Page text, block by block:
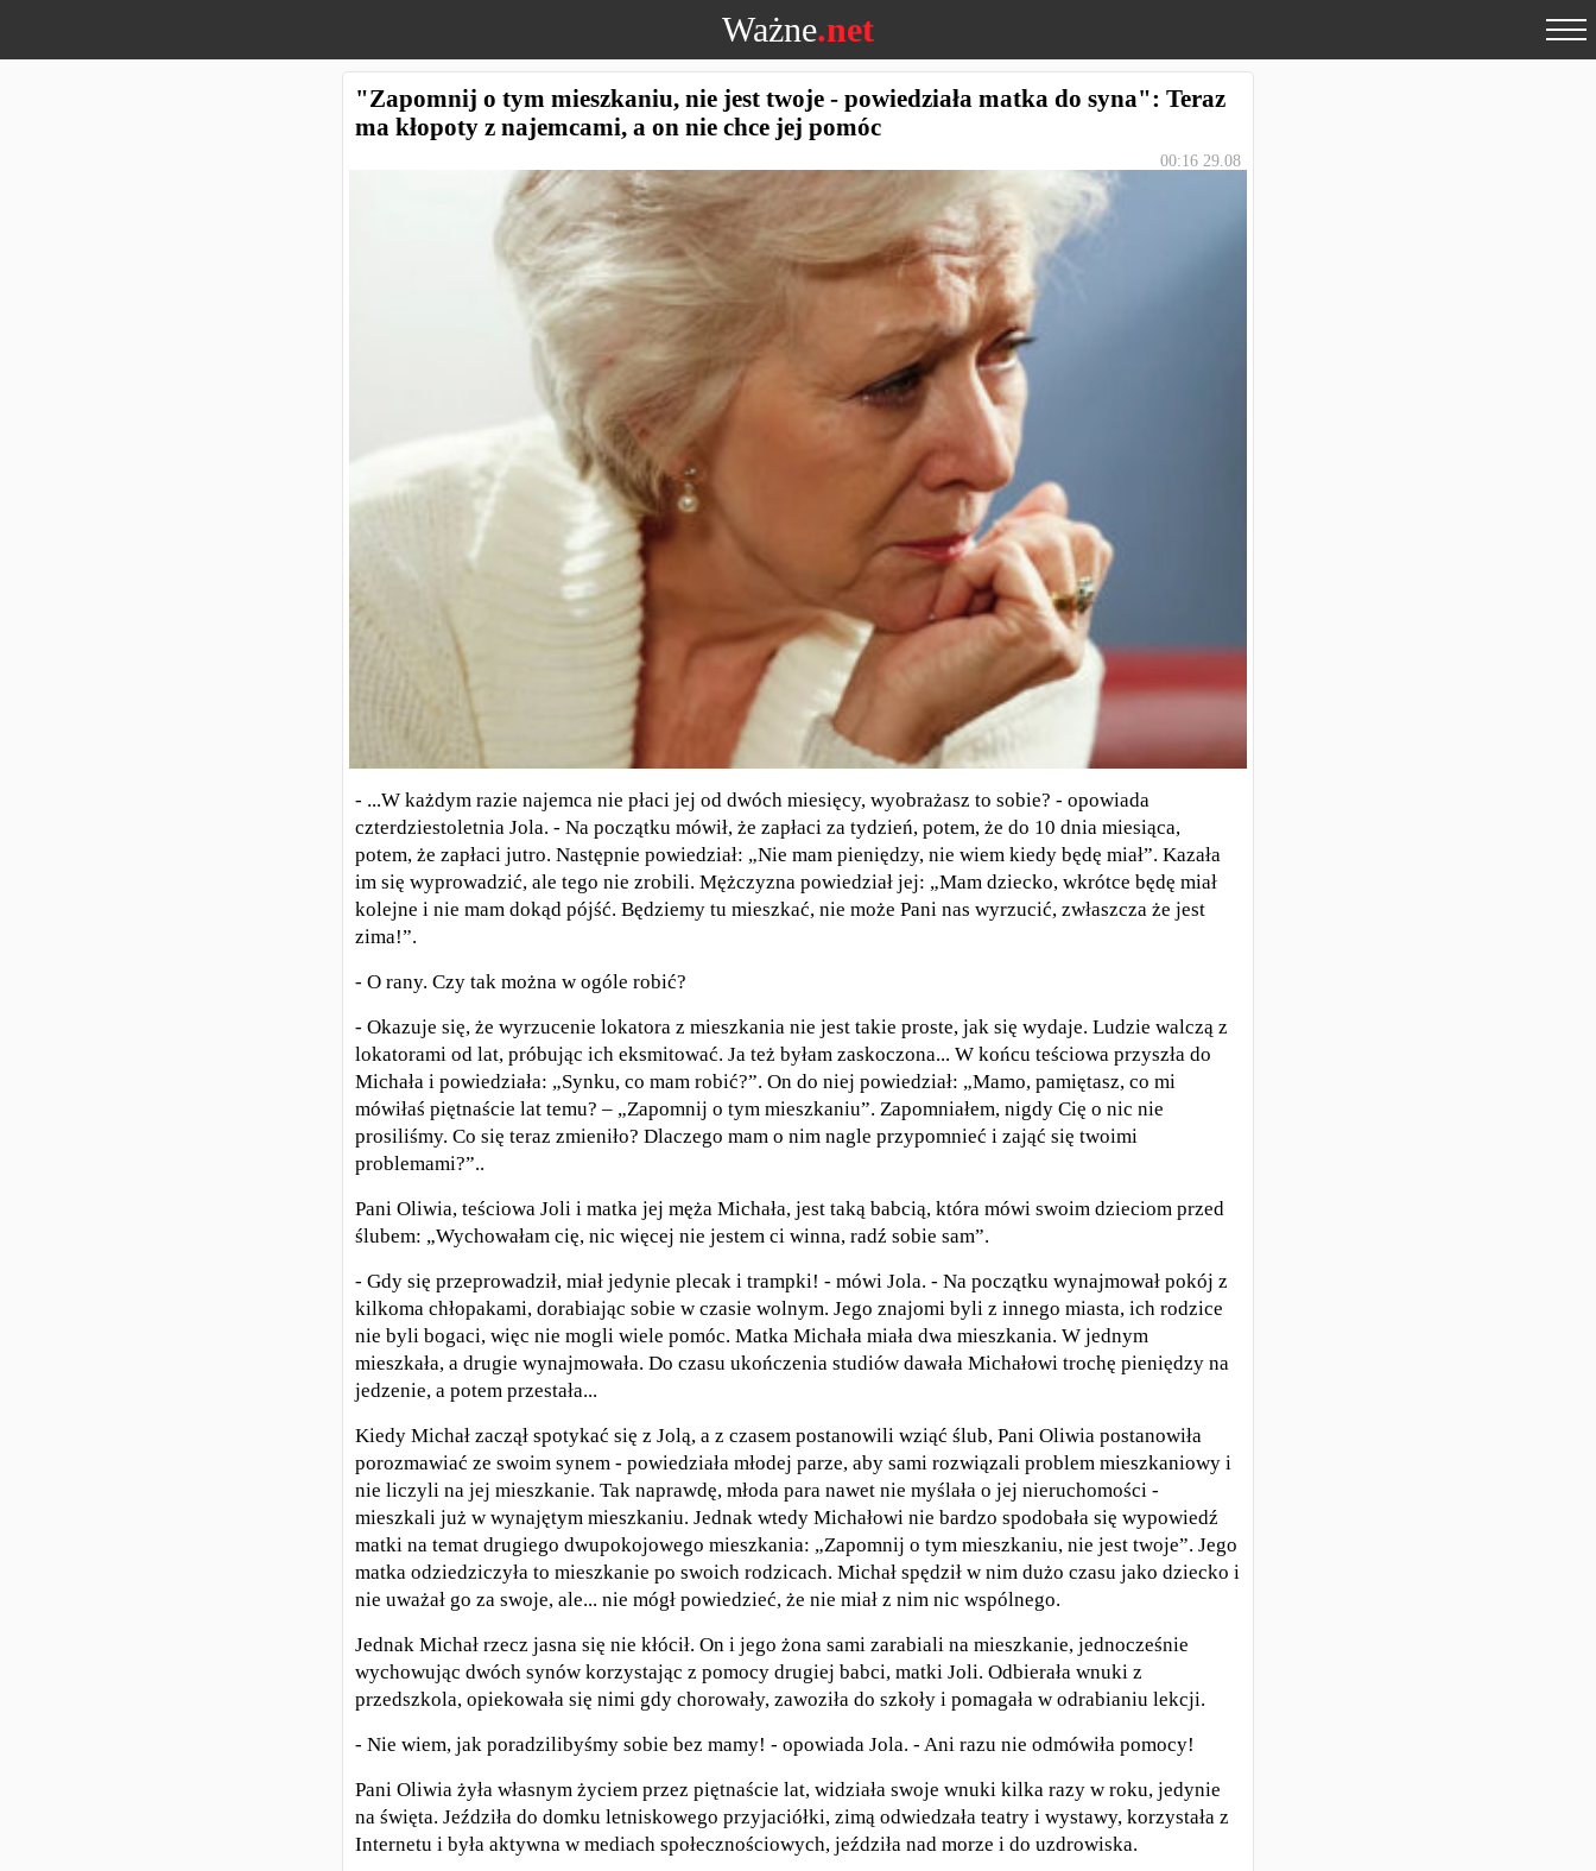
Ważne.net
"Zapomnij o tym mieszkaniu, nie jest twoje - powiedziała matka do syna": Teraz
ma kłopoty z najemcami, a on nie chce jej pomóc
00:16 29.08
- ...W każdym razie najemca nie płaci jej od dwóch miesięcy, wyobrażasz to sobie? - opowiada
czterdziestoletnia Jola. - Na początku mówił, że zapłaci za tydzień, potem, że do 10 dnia miesiąca,
potem, że zapłaci jutro. Następnie powiedział: „Nie mam pieniędzy, nie wiem kiedy będę miał”. Kazała
im się wyprowadzić, ale tego nie zrobili. Mężczyzna powiedział jej: „Mam dziecko, wkrótce będę miał
kolejne i nie mam dokąd pójść. Będziemy tu mieszkać, nie może Pani nas wyrzucić, zwłaszcza że jest
zima!”.
- O rany. Czy tak można w ogóle robić?
- Okazuje się, że wyrzucenie lokatora z mieszkania nie jest takie proste, jak się wydaje. Ludzie walczą z
lokatorami od lat, próbując ich eksmitować. Ja też byłam zaskoczona... W końcu teściowa przyszła do
Michała i powiedziała: „Synku, co mam robić?”. On do niej powiedział: „Mamo, pamiętasz, co mi
mówiłaś piętnaście lat temu? – „Zapomnij o tym mieszkaniu”. Zapomniałem, nigdy Cię o nic nie
prosiliśmy. Co się teraz zmieniło? Dlaczego mam o nim nagle przypomnieć i zająć się twoimi
problemami?”..
Pani Oliwia, teściowa Joli i matka jej męża Michała, jest taką babcią, która mówi swoim dzieciom przed
ślubem: „Wychowałam cię, nic więcej nie jestem ci winna, radź sobie sam”.
- Gdy się przeprowadził, miał jedynie plecak i trampki! - mówi Jola. - Na początku wynajmował pokój z
kilkoma chłopakami, dorabiając sobie w czasie wolnym. Jego znajomi byli z innego miasta, ich rodzice
nie byli bogaci, więc nie mogli wiele pomóc. Matka Michała miała dwa mieszkania. W jednym
mieszkała, a drugie wynajmowała. Do czasu ukończenia studiów dawała Michałowi trochę pieniędzy na
jedzenie, a potem przestała...
Kiedy Michał zaczął spotykać się z Jolą, a z czasem postanowili wziąć ślub, Pani Oliwia postanowiła
porozmawiać ze swoim synem - powiedziała młodej parze, aby sami rozwiązali problem mieszkaniowy i
nie liczyli na jej mieszkanie. Tak naprawdę, młoda para nawet nie myślała o jej nieruchomości -
mieszkali już w wynajętym mieszkaniu. Jednak wtedy Michałowi nie bardzo spodobała się wypowiedź
matki na temat drugiego dwupokojowego mieszkania: „Zapomnij o tym mieszkaniu, nie jest twoje”. Jego
matka odziedziczyła to mieszkanie po swoich rodzicach. Michał spędził w nim dużo czasu jako dziecko i
nie uważał go za swoje, ale... nie mógł powiedzieć, że nie miał z nim nic wspólnego.
Jednak Michał rzecz jasna się nie kłócił. On i jego żona sami zarabiali na mieszkanie, jednocześnie
wychowując dwóch synów korzystając z pomocy drugiej babci, matki Joli. Odbierała wnuki z
przedszkola, opiekowała się nimi gdy chorowały, zawoziła do szkoły i pomagała w odrabianiu lekcji.
- Nie wiem, jak poradzilibyśmy sobie bez mamy! - opowiada Jola. - Ani razu nie odmówiła pomocy!
Pani Oliwia żyła własnym życiem przez piętnaście lat, widziała swoje wnuki kilka razy w roku, jedynie
na święta. Jeździła do domku letniskowego przyjaciółki, zimą odwiedzała teatry i wystawy, korzystała z
Internetu i była aktywna w mediach społecznościowych, jeździła nad morze i do uzdrowiska.